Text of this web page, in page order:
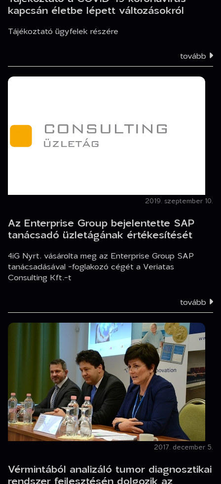
kapcsán életbe lépett változásokról
Tájékoztató ügyfelek részére
tovább
2019. szeptember 10.
Az Enterprise Group bejelentette SAP
tanácsadó üzletágának értékesítését
4iG Nyrt. vásárolta meg az Enterprise Group SAP
tanácsadásával -foglakozó cégét a Veriatas
Consulting Kft.-t
tovább
2017. december 5.
Vérmintából analizáló tumor diagnosztikai